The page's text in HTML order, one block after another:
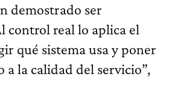
demostrado ser
control real lo aplica el
qué sistema usa y poner
a la calidad del servicio”,